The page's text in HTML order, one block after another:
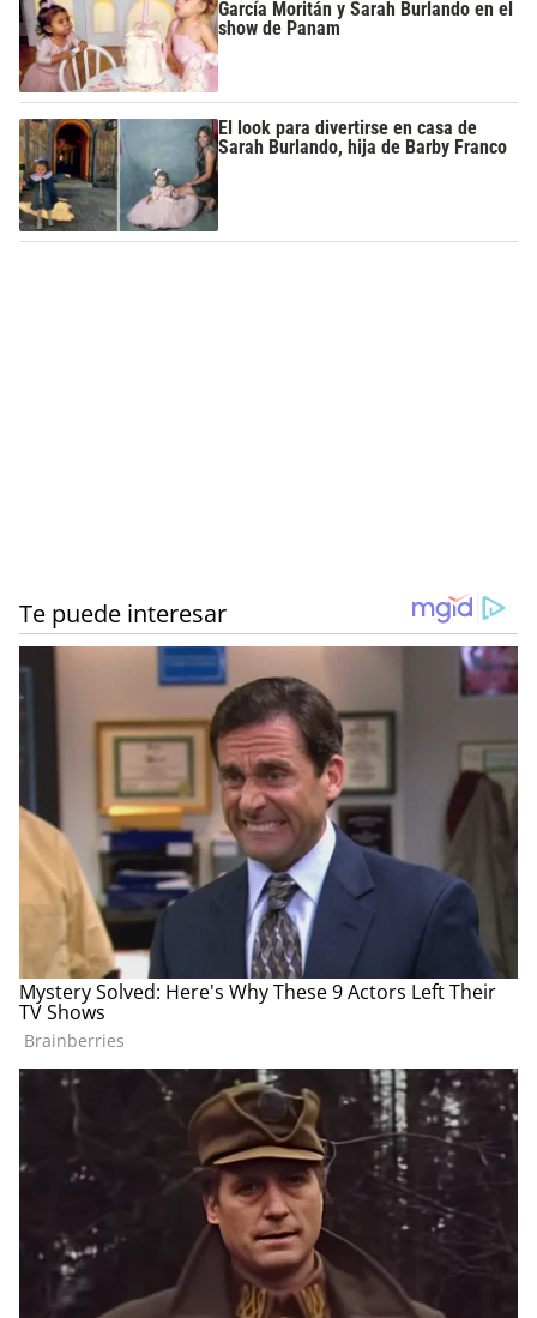
García Moritán y Sarah Burlando en el
show de Panam
El look para divertirse en casa de
Sarah Burlando, hija de Barby Franco